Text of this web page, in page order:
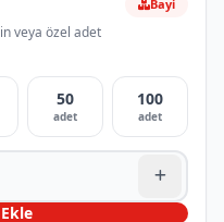
veya özel adet
Bayi
50
adet
100
adet